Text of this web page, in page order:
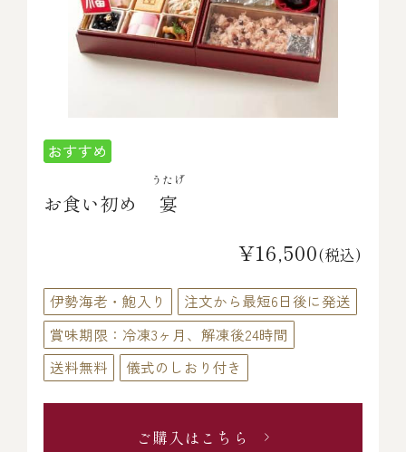
￥20,000～
全商品一覧
冷凍商品一覧
常温商品一覧
伊勢海老料理一覧
お食い初め 宴
うたげ
¥16,500(税込)
伊勢海老・鮑入り
注文から最短6日後に発送
賞味期限：冷凍3ヶ月、解凍後24時間
送料無料
儀式のしおり付き
ご購入はこちら